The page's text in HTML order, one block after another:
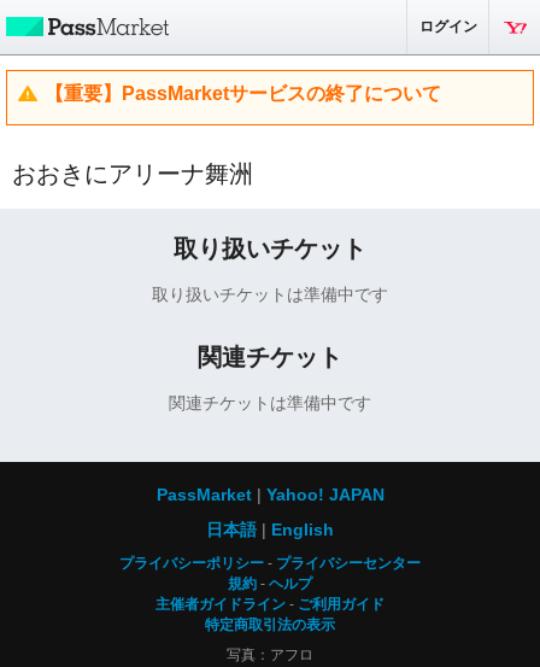
ログイン
【重要】PassMarketサービスの終了について
おおきにアリーナ舞洲
取り扱いチケット
取り扱いチケットは準備中です
関連チケット
関連チケットは準備中です
PassMarket
Yahoo! JAPAN
日本語
English
プライバシーポリシー
プライバシーセンター
規約
ヘルプ
主催者ガイドライン
ご利用ガイド
特定商取引法の表示
写真：アフロ